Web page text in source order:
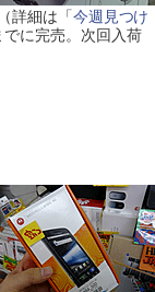
詳細は「今週見つけ
に完売。次回入荷